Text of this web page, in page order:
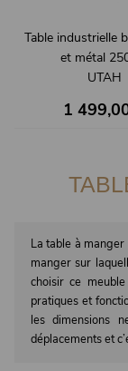
Table industrielle
et métal
UTAH
1
La table à
manger sur
choisir ce
pratiques et
les dimensions
déplacements et